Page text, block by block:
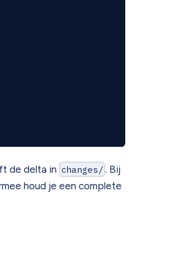
de delta in changes/ . Bij
houd je een complete